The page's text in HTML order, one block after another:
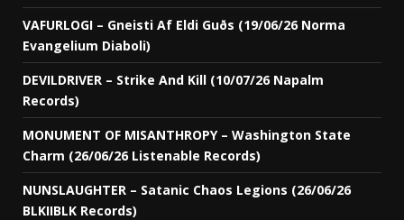
VAFURLOGI – Gneisti Af Eldi Guðs (19/06/26 Norma
Evangelium Diaboli)
DEVILDRIVER – Strike And Kill (10/07/26 Napalm
Records)
MONUMENT OF MISANTHROPY – Washington State
Charm (26/06/26 Listenable Records)
NUNSLAUGHTER – Satanic Chaos Legions (26/06/26
BLKIIBLK Records)